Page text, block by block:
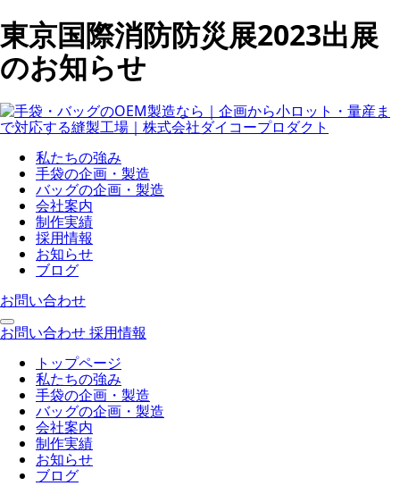
東京国際消防防災展2023出展
のお知らせ
私たちの強み
手袋の企画・製造
バッグの企画・製造
会社案内
制作実績
採用情報
お知らせ
ブログ
お問い合わせ
お問い合わせ採用情報
トップページ
私たちの強み
手袋の企画・製造
バッグの企画・製造
会社案内
制作実績
お知らせ
ブログ